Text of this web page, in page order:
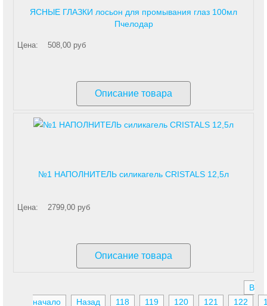
ЯСНЫЕ ГЛАЗКИ лосьон для промывания глаз 100мл
Пчелодар
Цена: 508,00 руб
Описание товара
№1 НАПОЛНИТЕЛЬ силикагель CRISTALS 12,5л
Цена: 2799,00 руб
Описание товара
В
начало
Назад 118 119 120 121 122